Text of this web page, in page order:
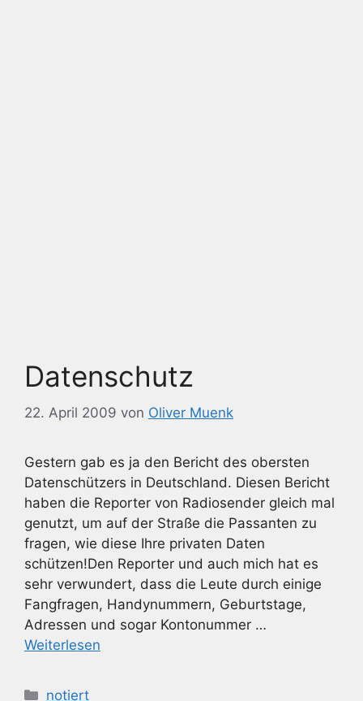
Datenschutz
22. April 2009 von Oliver Muenk
Gestern gab es ja den Bericht des obersten
Datenschützers in Deutschland. Diesen Bericht
haben die Reporter von Radiosender gleich mal
genutzt, um auf der Straße die Passanten zu
fragen, wie diese Ihre privaten Daten
schützen!Den Reporter und auch mich hat es
sehr verwundert, dass die Leute durch einige
Fangfragen, Handynummern, Geburtstage,
Adressen und sogar Kontonummer …
Weiterlesen
Kategorien
notiert